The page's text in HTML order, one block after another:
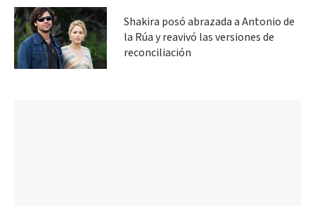
Shakira posó abrazada a Antonio de
la Rúa y reavivó las versiones de
reconciliación